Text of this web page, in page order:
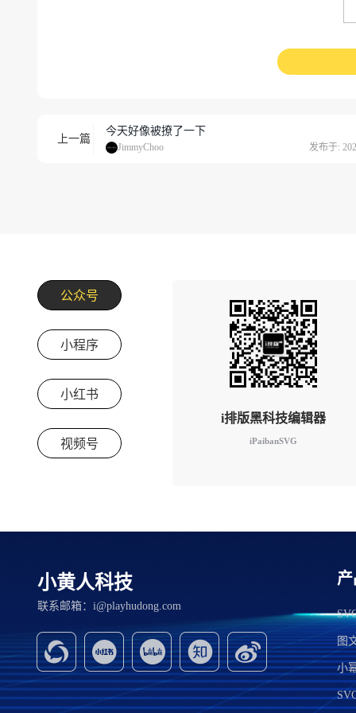
上一篇
今天好像被撩了一下
JimmyChoo 发布于:
公众号
小程序
小红书
视频号
i排版黑科技编辑器
iPaibanSVG
小黄人科技
联系邮箱：i@playhudong.com
图
小